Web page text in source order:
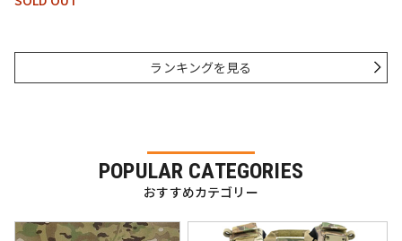
ランキングを見る
POPULAR CATEGORIES
おすすめカテゴリー